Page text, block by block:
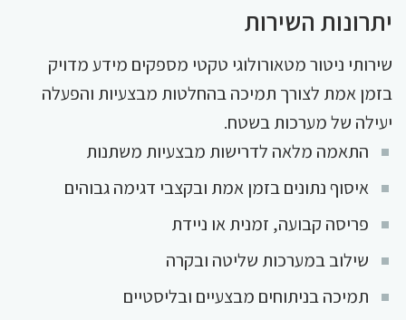
יתרונות השירות
שירותי ניטור מטאורולוגי טקטי מספקים מידע מדויק
בזמן אמת לצורך תמיכה בהחלטות מבצעיות והפעלה
יעילה של מערכות בשטח.
התאמה מלאה לדרישות מבצעיות משתנות
איסוף נתונים בזמן אמת ובקצבי דגימה גבוהים
פריסה קבועה, זמנית או ניידת
שילוב במערכות שליטה ובקרה
תמיכה בניתוחים מבצעיים ובליסטיים